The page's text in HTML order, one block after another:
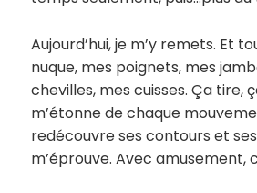
Aujourd’hui, je m’y remets. Et
nuque, mes poignets, mes
chevilles, mes cuisses. Ça tire,
m’étonne de chaque
redécouvre ses contours et
m’éprouve. Avec amusement,